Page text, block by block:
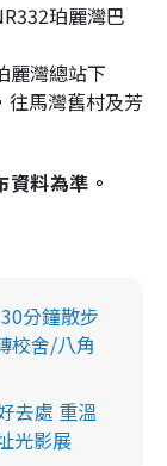
珀麗灣巴
麗灣總站下
往馬灣舊村及芳
料為準。
分鐘散步
校舍/八角
去處 重溫
光影展